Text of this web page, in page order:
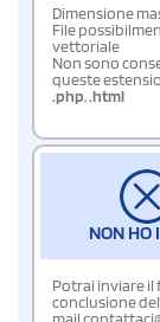
Dimensione
File
vettoriale
Non sono
queste
.php,.html
NON HO
Potrai inviare il
conclusione